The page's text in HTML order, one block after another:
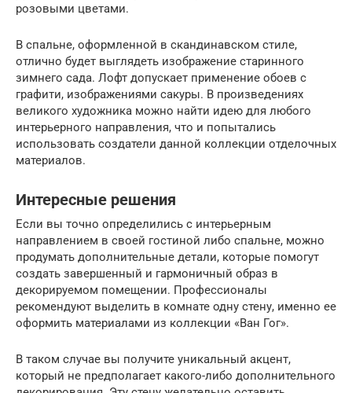
розовыми цветами.
В спальне, оформленной в скандинавском стиле,
отлично будет выглядеть изображение старинного
зимнего сада. Лофт допускает применение обоев с
графити, изображениями сакуры. В произведениях
великого художника можно найти идею для любого
интерьерного направления, что и попытались
использовать создатели данной коллекции отделочных
материалов.
Интересные решения
Если вы точно определились с интерьерным
направлением в своей гостиной либо спальне, можно
продумать дополнительные детали, которые помогут
создать завершенный и гармоничный образ в
декорируемом помещении. Профессионалы
рекомендуют выделить в комнате одну стену, именно ее
оформить материалами из коллекции «Ван Гог».
В таком случае вы получите уникальный акцент,
который не предполагает какого-либо дополнительного